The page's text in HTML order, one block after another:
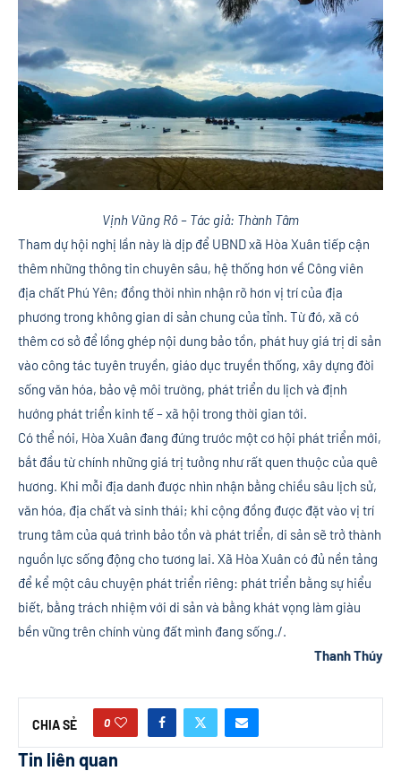
Vịnh Vũng Rô – Tác giả: Thành Tâm
Tham dự hội nghị lần này là dịp để UBND xã Hòa Xuân tiếp cận
thêm những thông tin chuyên sâu, hệ thống hơn về Công viên
địa chất Phú Yên; đồng thời nhìn nhận rõ hơn vị trí của địa
phương trong không gian di sản chung của tỉnh. Từ đó, xã có
thêm cơ sở để lồng ghép nội dung bảo tồn, phát huy giá trị di sản
vào công tác tuyên truyền, giáo dục truyền thống, xây dựng đời
sống văn hóa, bảo vệ môi trường, phát triển du lịch và định
hướng phát triển kinh tế – xã hội trong thời gian tới.
Có thể nói, Hòa Xuân đang đứng trước một cơ hội phát triển mới,
bắt đầu từ chính những giá trị tưởng như rất quen thuộc của quê
hương. Khi mỗi địa danh được nhìn nhận bằng chiều sâu lịch sử,
văn hóa, địa chất và sinh thái; khi cộng đồng được đặt vào vị trí
trung tâm của quá trình bảo tồn và phát triển, di sản sẽ trở thành
nguồn lực sống động cho tương lai. Xã Hòa Xuân có đủ nền tảng
để kể một câu chuyện phát triển riêng: phát triển bằng sự hiểu
biết, bằng trách nhiệm với di sản và bằng khát vọng làm giàu
bền vững trên chính vùng đất mình đang sống./.
Thanh Thúy
CHIA SẺ 0
Tin liên quan